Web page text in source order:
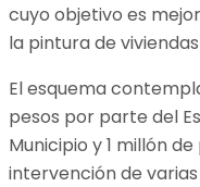
cuyo objetivo es
la pintura de
El esquema
pesos por parte del
Municipio y 1 millón
intervención de